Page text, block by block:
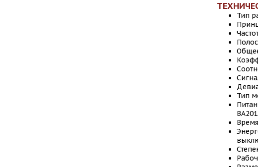
Тип
Тип